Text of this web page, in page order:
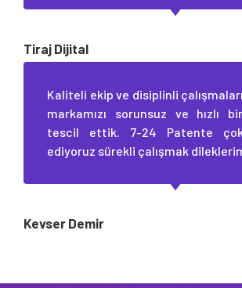
Tiraj Dijital
Kaliteli ekip ve disiplinli
markamızı sorunsuz ve hızlı
tescil ettik. 7-24 Patente
ediyoruz sürekli çalışmak
Kevser Demir